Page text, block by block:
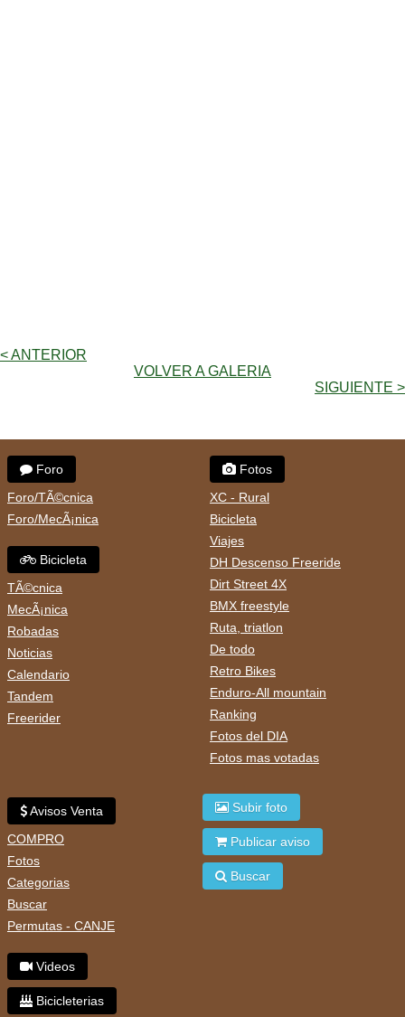
< ANTERIOR
VOLVER A GALERIA
SIGUIENTE >
Foro
Foro/TÃ©cnica
Foro/MecÃ¡nica
Bicicleta
TÃ©cnica
MecÃ¡nica
Robadas
Noticias
Calendario
Tandem
Freerider
Fotos
XC - Rural
Bicicleta
Viajes
DH Descenso Freeride
Dirt Street 4X
BMX freestyle
Ruta, triatlon
De todo
Retro Bikes
Enduro-All mountain
Ranking
Fotos del DIA
Fotos mas votadas
Avisos Venta
COMPRO
Fotos
Categorias
Buscar
Permutas - CANJE
Videos
Bicicleterias
Subir foto
Publicar aviso
Buscar